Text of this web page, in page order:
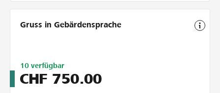
Gruss in Gebärdensprache
Limitiert
auf
10
10 verfügbar
CHF 750.00